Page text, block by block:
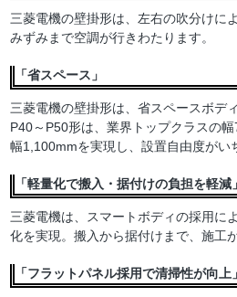
三菱電機の壁掛形は、左右の吹分けに
みずみまで空調が行きわたります。
「省スペース」
三菱電機の壁掛形は、省スペースボデ
P40～P50形は、業界トップクラスの
幅1,100mmを実現し、設置自由度がい
「軽量化で搬入・据付けの負担を軽減」
三菱電機は、スマートボディの採用に
化を実現。搬入から据付けまで、施工
「フラットパネル採用で清掃性が向上」